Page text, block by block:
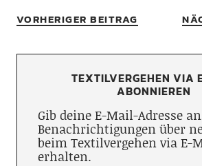
VORHERIGER BEITRAG
TEXTILVERGEHEN VIA
ABONNIEREN
Gib deine E-Mail-Adresse
Benachrichtigungen über
beim Textilvergehen via E-
erhalten.